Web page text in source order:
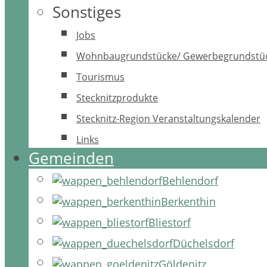
Sonstiges
Jobs
Wohnbaugrundstücke/
Tourismus
Stecknitzprodukte
Stecknitz-Region Veranstaltungskalender
Links
Gemeinden
Behlendorf
Berkenthin
Bliestorf
Düchelsdorf
Göldenitz